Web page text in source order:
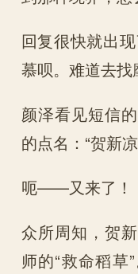
回复很快就出
慕呗。难道去找
颜泽看见短信
的点名：“贺新
呃——又来了！
众所周知，贺
师的“救命稻草